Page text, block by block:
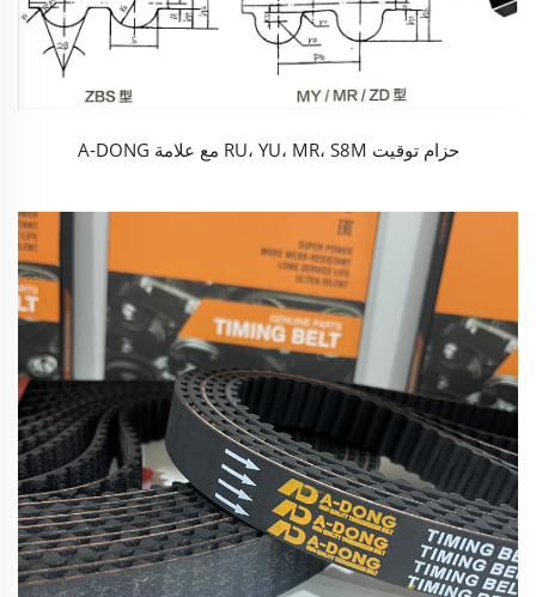
حزام توقيت RU، YU، MR، S8M مع علامة A-DONG